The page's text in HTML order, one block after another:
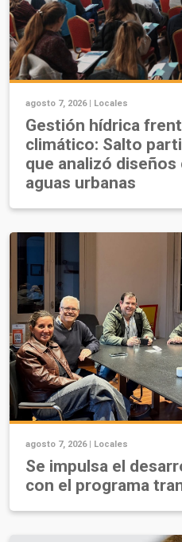
agosto 7, 2026 | Locales
Gestión hídrica
climático: Salto
que analizó
aguas urbanas
agosto 7, 2026 | Locales
Se impulsa el
con el programa